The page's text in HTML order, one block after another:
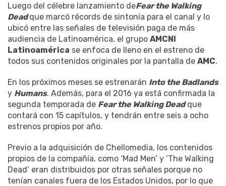
Luego del célebre lanzamiento deFear the Walking
Dead que marcó récords de sintonía para el canal y lo
ubicó entre las señales de televisión paga de más
audiencia de Latinoamérica, el grupo AMCNI
Latinoamérica se enfoca de lleno en el estreno de
todos sus contenidos originales por la pantalla de AMC.
En los próximos meses se estrenarán Into the Badlands
y Humans. Además, para el 2016 ya está confirmada la
segunda temporada de Fear the Walking Deadque
contará con 15 capítulos, y tendrán entre seis a ocho
estrenos propios por año.
Previo a la adquisición de Chellomedia, los contenidos
propios de la compañía, como ‘Mad Men’ y ‘The Walking
Dead’ eran distribuidos por otras señales porque no
tenían canales fuera de los Estados Unidos, por lo que